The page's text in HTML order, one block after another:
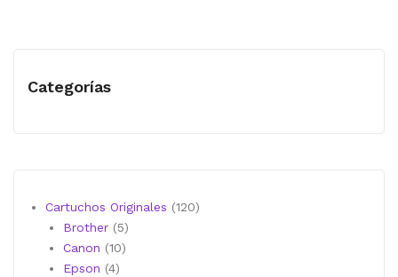
Categorías
Cartuchos Originales 120120
Brother 55
productos
Canon 1010
Epson 44